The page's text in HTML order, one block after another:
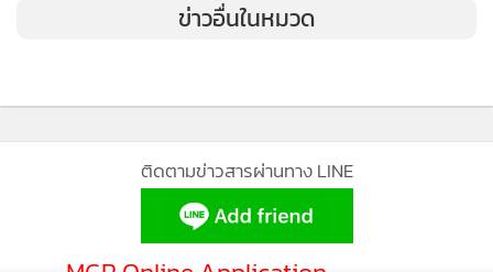
การทำปฏิวัติ และไม่ยอมเปิดเผยรายชื่อบุคคลที่คิดทำปฏิวัตินั้น
ชี้ให้เห็นว่า นายสมัคร ไม่รู้จริง และไม่มีข้อมูลที่น่าเชื่อถือ การที่
อ้างว่าหากบอกไปเกรงจะตกหลุมพรางที่สื่อขุดเอาไว้ ตนคิดว่า
ไม่มีใครขุดหลุมดักนายสมัคร แต่เป็นนายสมัคร ที่ขุดหลุม และติด
กับดักตัวเองมากกว่า แล้วมาตีโพยตีพายว่ามีคนพยายามถาม
คำถามยัดใส่ปาก จึงต้องพูดออกไป จะเห็นว่า นายสมัคร มี
ข่าวอื่นในหมวด
ติดตามข่าวสารผ่านทาง LINE